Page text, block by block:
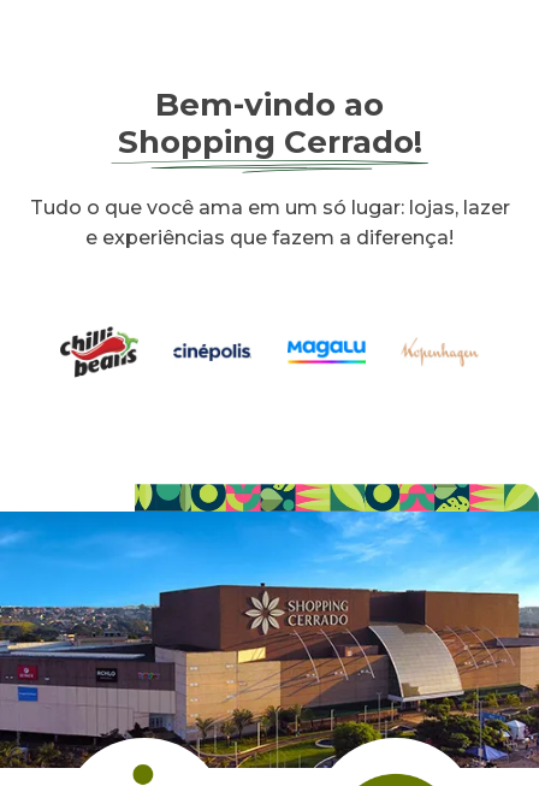
Bem-vindo ao
Shopping Cerrado!
Tudo o que você ama em um só lugar: lojas, lazer
e experiências que fazem a diferença!